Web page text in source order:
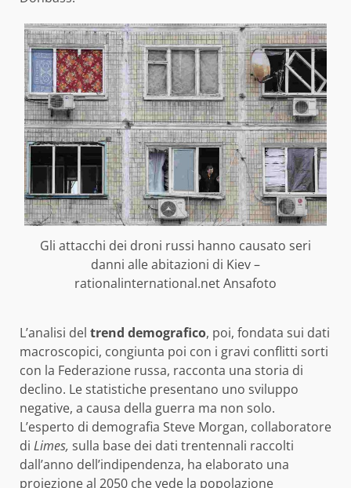
Gli attacchi dei droni russi hanno causato seri
danni alle abitazioni di Kiev –
rationalinternational.net Ansafoto
L’analisi del trend demografico, poi, fondata sui dati
macroscopici, congiunta poi con i gravi conflitti sorti
con la Federazione russa, racconta una storia di
declino. Le statistiche presentano uno sviluppo
negative, a causa della guerra ma non solo.
L’esperto di demografia Steve Morgan, collaboratore
di Limes, sulla base dei dati trentennali raccolti
dall’anno dell’indipendenza, ha elaborato una
proiezione al 2050 che vede la popolazione